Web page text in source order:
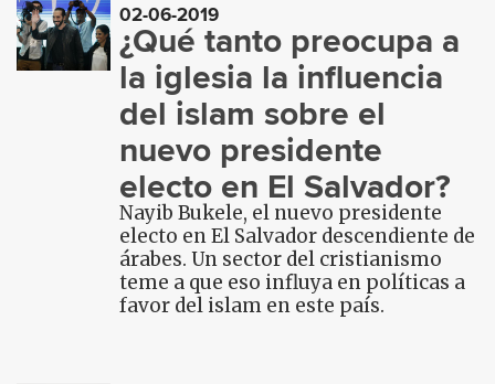
02-06-2019
¿Qué tanto preocupa a
la iglesia la influencia
del islam sobre el
nuevo presidente
electo en El Salvador?
Nayib Bukele, el nuevo presidente
electo en El Salvador descendiente de
árabes. Un sector del cristianismo
teme a que eso influya en políticas a
favor del islam en este país.